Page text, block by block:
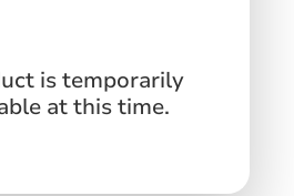
is temporarily
at this time.